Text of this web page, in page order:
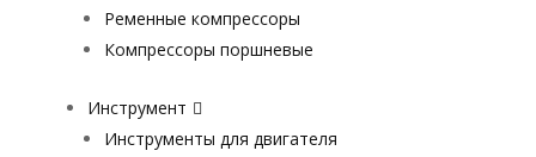
Ременные компрессоры
Компрессоры поршневые
Инструмент
Инструменты для двигателя